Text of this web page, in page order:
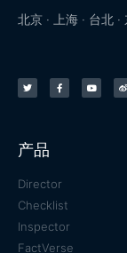
北京 · 上海 · 台北
产品
Director
Checklist
Inspector
FactVerse